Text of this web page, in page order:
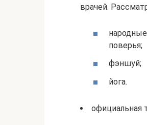
врачей.
поверья;
фэншуй;
йога.
официальная